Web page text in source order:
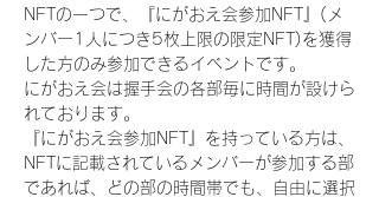
NFTの一つで、『にがおえ会参加NFT』(メ
ンバー1人につき5枚上限の限定NFT)を獲得
した方のみ参加できるイベントです。
にがおえ会は握手会の各部毎に時間が設けら
れております。
『にがおえ会参加NFT』を持っている方は、
NFTに記載されているメンバーが参加する部
であれば、どの部の時間帯でも、自由に選択